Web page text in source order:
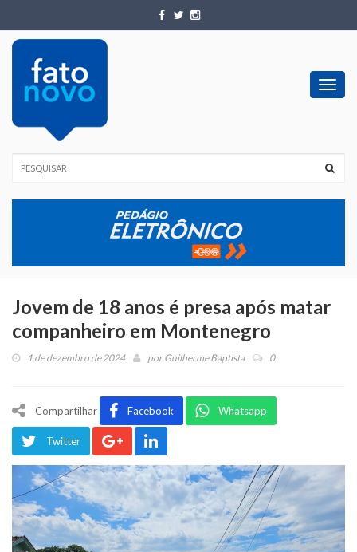
Jovem de 18 anos é presa após matar
companheiro em Montenegro
1 de dezembro de 2024 porGuilherme Baptista 0
Compartilhar Facebook Whatsapp
Twitter